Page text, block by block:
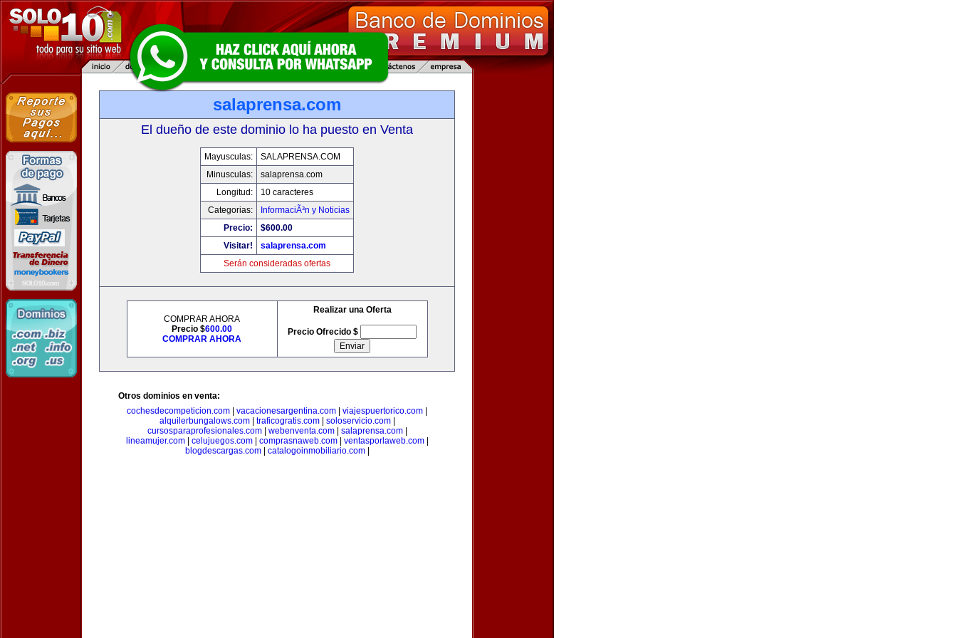
salaprensa.com
El dueño de este dominio lo ha puesto en Venta
Mayusculas:
SALAPRENSA.COM
Minusculas:
salaprensa.com
Longitud:
10 caracteres
Categorias:
InformaciÃ³n y Noticias
Precio:
$600.00
Visitar!
salaprensa.com
Serán consideradas ofertas
COMPRAR AHORA
Precio $600.00
COMPRAR AHORA
Realizar una Oferta
Precio Ofrecido $
Otros dominios en venta:
cochesdecompeticion.com
vacacionesargentina.com viajespuertorico.com
alquilerbungalows.com| traficogratis.com| soloservicio.com|
cursosparaprofesionales.com| webenventa.com| salaprensa.com|
lineamujer.com| celujuegos.com| comprasnaweb.com| ventasporlaweb.com|
blogdescargas.com| catalogoinmobiliario.com|